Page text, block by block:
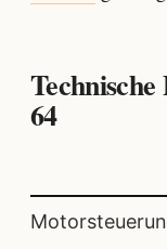
64